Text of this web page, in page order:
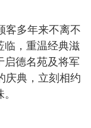
客多年来不离不
临，重温经典滋
启德名苑及将军
庆典，立刻相约